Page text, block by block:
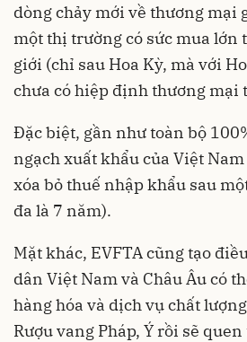
dòng chảy mới về thương mại
một thị trường có sức mua lớn
giới (chỉ sau Hoa Kỳ, mà với
chưa có hiệp định thương mại
Đặc biệt, gần như toàn bộ
ngạch xuất khẩu của Việt
xóa bỏ thuế nhập khẩu sau
đa là 7 năm).
Mặt khác, EVFTA cũng tạo
dân Việt Nam và Châu Âu có
hàng hóa và dịch vụ chất
Rượu vang Pháp, Ý rồi sẽ